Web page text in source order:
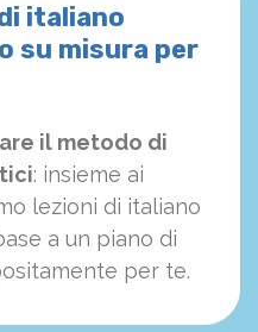
italiano
su misura per
il metodo di
: insieme ai
lezioni di italiano
a un piano di
per te.